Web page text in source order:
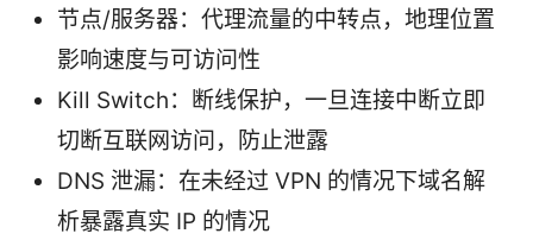
节点/服务器：代理流量的中转点，地理位置
影响速度与可访问性
Kill Switch：断线保护，一旦连接中断立即
切断互联网访问，防止泄露
DNS 泄漏：在未经过 VPN 的情况下域名解
析暴露真实 IP 的情况